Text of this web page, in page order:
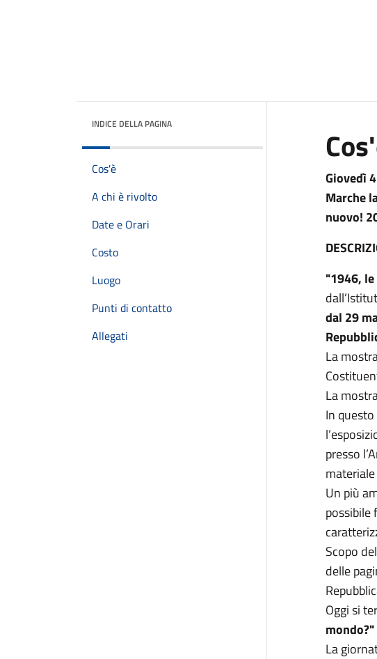
INDICE DELLA PAGINA
Cos'è
A chi è rivolto
Date e Orari
Costo
Luogo
Punti di contatto
Allegati
Giovedì
Marche
nuovo!
"1946,
dal 29
La
La
In
presso
Un più
possibile
Scopo
delle
Oggi si
mondo?"
La